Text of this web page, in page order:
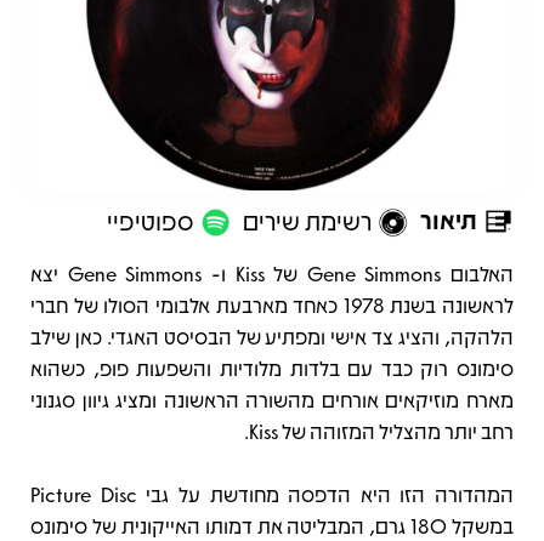
תיאור רשימת שירים ספוטיפיי
תיאור
האלבום Gene Simmons של Kiss ו- Gene Simmons יצא
לראשונה בשנת 1978 כאחד מארבעת אלבומי הסולו של חברי
הלהקה, והציג צד אישי ומפתיע של הבסיסט האגדי. כאן שילב
סימונס רוק כבד עם בלדות מלודיות והשפעות פופ, כשהוא
מארח מוזיקאים אורחים מהשורה הראשונה ומציג גיוון סגנוני
רחב יותר מהצליל המזוהה של Kiss.
המהדורה הזו היא הדפסה מחודשת על גבי Picture Disc
במשקל 180 גרם, המבליטה את דמותו האייקונית של סימונס